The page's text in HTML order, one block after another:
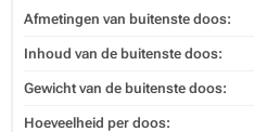
Afmetingen van buitenste doos:
Inhoud van de buitenste doos:
Gewicht van de buitenste doos:
Hoeveelheid per doos: